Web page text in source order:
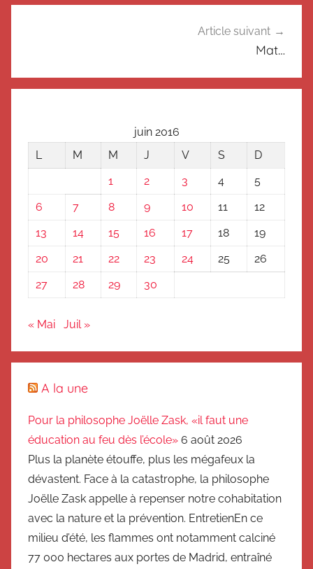
Article suivant
Mat…
juin 2016
L
M M J V S
D
1
2 3 4
5
6
7 8 9 10 11
12
13
14 15 16 17 18
19
20
21 22 23 24 25
26
27
28 29 30
« Mai Juil »
A la une
Pour la philosophe Joëlle Zask, «il faut une
éducation au feu dès l’école» 6 août 2026
Plus la planète étouffe, plus les mégafeux la
dévastent. Face à la catastrophe, la philosophe
Joëlle Zask appelle à repenser notre cohabitation
avec la nature et la prévention. EntretienEn ce
milieu d’été, les flammes ont notamment calciné
77 000 hectares aux portes de Madrid, entraîné